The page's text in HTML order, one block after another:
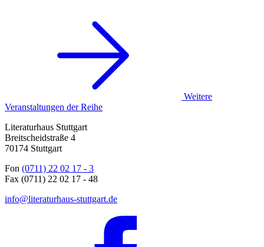
Weitere
Veranstaltungen der Reihe
Literaturhaus Stuttgart
Breitscheidstraße 4
70174 Stuttgart
Fon (0711) 22 02 17 - 3
Fax (0711) 22 02 17 - 48
info@literaturhaus-stuttgart.de